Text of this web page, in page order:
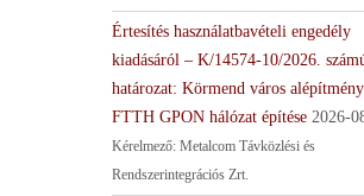
Értesítés használatbavételi engedély
kiadásáról – K/14574-10/2026.
határozat: Körmend város
FTTH GPON hálózat építése 2026-
Kérelmező: Metalcom Távközlési és
Rendszerintegrációs Zrt.